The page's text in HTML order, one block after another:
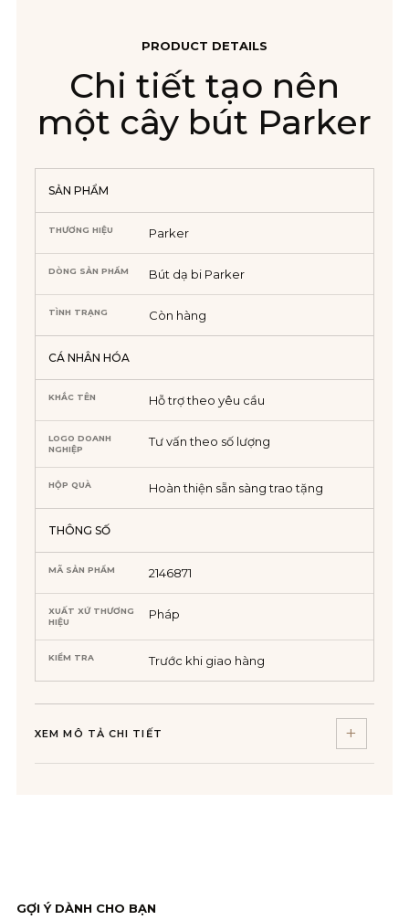
PRODUCT DETAILS
Chi tiết tạo nên
một cây bút Parker
SẢN PHẨM
THƯƠNG HIỆU Parker
DÒNG SẢN PHẨM Bút dạ bi Parker
TÌNH TRẠNG Còn hàng
CÁ NHÂN HÓA
KHẮC TÊN Hỗ trợ theo yêu cầu
LOGO DOANH
NGHIỆP
Tư vấn theo số lượng
HỘP QUÀ Hoàn thiện sẵn sàng trao tặng
THÔNG SỐ
MÃ SẢN PHẨM 2146871
XUẤT XỨ THƯƠNG
HIỆU
Pháp
KIỂM TRA Trước khi giao hàng
XEM MÔ TẢ CHI TIẾT
GỢI Ý DÀNH CHO BẠN